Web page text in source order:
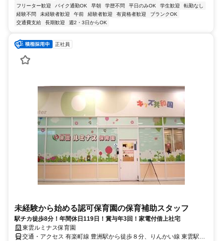
フリーター歓迎
バイク通勤OK 早朝 学歴不問 平日のみOK 学生歓迎
転勤なし
経験不問
未経験者歓迎 午前 経験者歓迎 有資格者歓迎
ブランクOK
交通費支給
長期歓迎 週2・3日からOK
正社員
未経験から始める認可保育園の保育補助スタッフ
駅チカ徒歩8分！年間休日119日！賞与年3回！家電付借上社宅
東雲ルミナス保育園
交通・アクセス 有楽町線 豊洲駅から徒歩８分、りんかい線 東雲駅か